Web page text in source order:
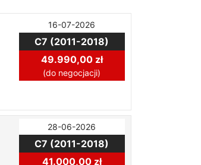
16-07-2026
C7 (2011-2018)
49.990,00 zł
(do negocjacji)
28-06-2026
C7 (2011-2018)
41.000,00 zł